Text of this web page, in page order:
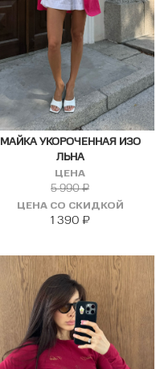
МАЙКА УКОРОЧЕННАЯ ИЗО
ЛЬНА
ЦЕНА
5 990₽
ЦЕНА СО СКИДКОЙ
1 390 ₽